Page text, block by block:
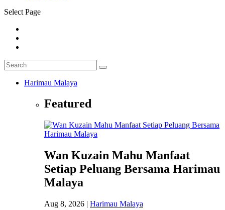
Select Page
Harimau Malaya
Featured
Wan Kuzain Mahu Manfaat
Setiap Peluang Bersama Harimau
Malaya
Aug 8, 2026 | Harimau Malaya